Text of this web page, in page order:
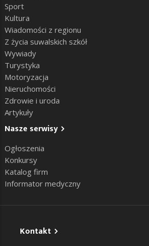
Sport
Kultura
Wiadomości z regionu
Z życia suwalskich szkół
Wywiady
Turystyka
Motoryzacja
Nieruchomości
Zdrowie i uroda
Artykuły
Nasze serwisy
Ogłoszenia
Konkursy
Katalog firm
Informator medyczny
Kontakt